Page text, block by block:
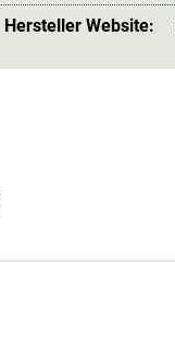
Hersteller Website: